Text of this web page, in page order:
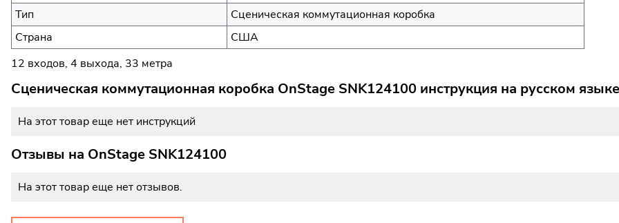
Тип
Сценическая коммутационная коробка
Страна
США
12 входов, 4 выхода, 33 метра
Сценическая коммутационная коробка OnStage SNK124100 инструкция на русском языке
На этот товар еще нет инструкций
Отзывы на OnStage SNK124100
На этот товар еще нет отзывов.